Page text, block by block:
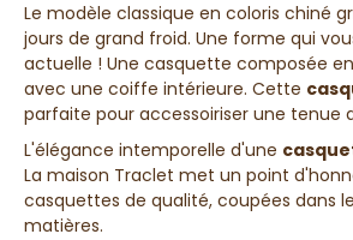
Le modèle classique en coloris chiné
jours de grand froid. Une forme qui
actuelle ! Une casquette composée en
avec une coiffe intérieure. Cette
parfaite pour accessoiriser une tenue
L'élégance intemporelle d'une
La maison Traclet met un point
casquettes de qualité, coupées dans
matières.